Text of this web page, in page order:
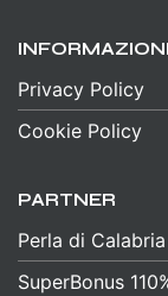
Privacy Policy
Cookie Policy
PARTNER
Perla di Calabria
SuperBonus